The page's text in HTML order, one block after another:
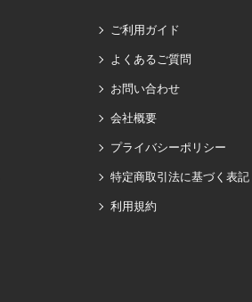
ご利用ガイド
よくあるご質問
お問い合わせ
会社概要
プライバシーポリシー
特定商取引法に基づく表記
利用規約